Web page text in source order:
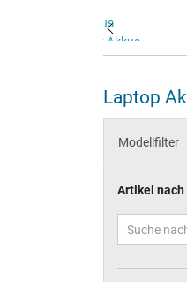
Laptop
Modellfilter
Artikel